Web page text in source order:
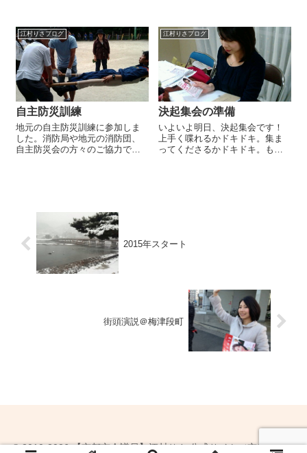
いくことが求められます。その
ためには京都は変...
べての党の議員がこの議員連盟
に加わり、これからリニアの京
都誘致に向けて本格的な動きを
開始します。 ...
江村りさブログ
自主防災訓練
地元の自主防災訓練に参加しま
した。消防局や地元の消防団、
自主防災会の方々のご協力で進
私も正確な訓練...
江村りさブログ
決起集会の準備
いよいよ明日、決起集会です！
上手く喋れるかドキドキ。集ま
ってくださるかドキドキ。もう
2015年スタート
街頭演説＠梅津段町
© 2010-2026 【京都市会議員】江村りさ 公式サイト（京都党右京